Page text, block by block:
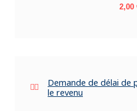
Prix
2,00
Demande de délai de
le revenu